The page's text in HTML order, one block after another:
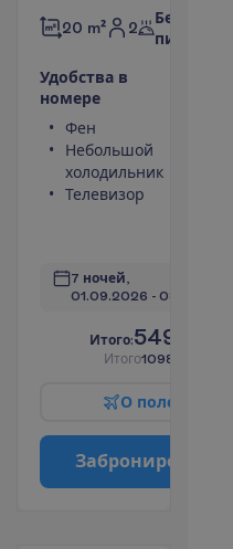
20 m² 2
Без
питания
Удобства в
номере
Фен
Небольшой
холодильник
Телевизор
7 ночей,
01.09.2026 - 08.09.2026
Итого:549.00
Итого1098.00
О поле
Заброниро